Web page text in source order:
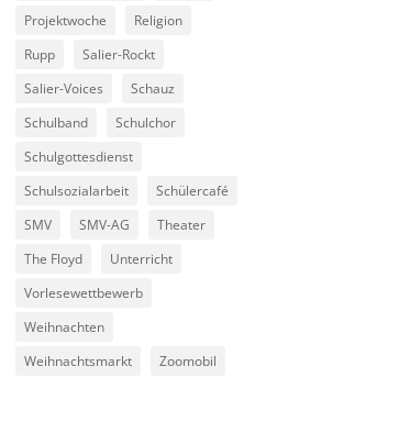
Projektwoche
Religion
Rupp
Salier-Rockt
Salier-Voices
Schauz
Schulband
Schulchor
Schulgottesdienst
Schulsozialarbeit
Schülercafé
SMV
SMV-AG
Theater
The Floyd
Unterricht
Vorlesewettbewerb
Weihnachten
Weihnachtsmarkt
Zoomobil